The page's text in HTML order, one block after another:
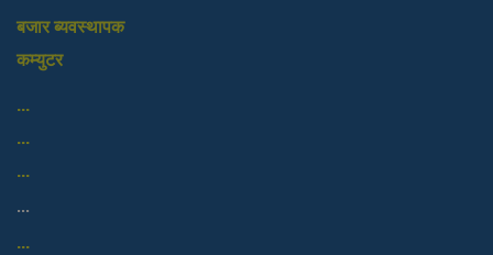
बजार ब्यवस्थापक
कम्युटर
...
...
...
...
...